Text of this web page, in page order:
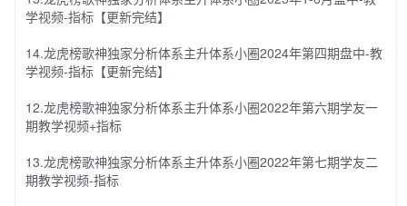
学视频-指标【更新完结】
14.龙虎榜歌神独家分析体系主升体系小圈2024年第四期盘中-教
学视频-指标【更新完结】
12.龙虎榜歌神独家分析体系主升体系小圈2022年第六期学友一
期教学视频+指标
13.龙虎榜歌神独家分析体系主升体系小圈2022年第七期学友二
期教学视频-指标